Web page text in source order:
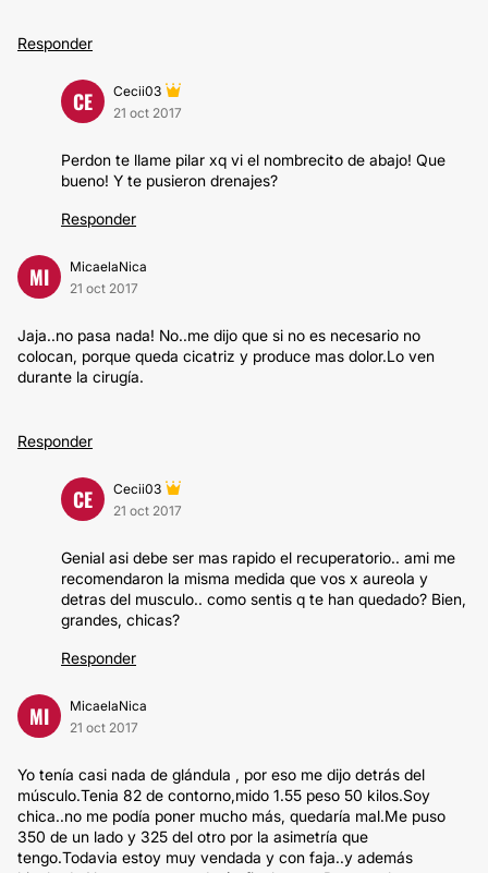
Responder
CE
Cecii03
21 oct 2017
Perdon te llame pilar xq vi el nombrecito de abajo! Que
bueno! Y te pusieron drenajes?
Responder
MI
MicaelaNica
21 oct 2017
Jaja..no pasa nada! No..me dijo que si no es necesario no
colocan, porque queda cicatriz y produce mas dolor.Lo ven
durante la cirugía.
Responder
CE
Cecii03
21 oct 2017
Genial asi debe ser mas rapido el recuperatorio.. ami me
recomendaron la misma medida que vos x aureola y
detras del musculo.. como sentis q te han quedado? Bien,
grandes, chicas?
Responder
MI
MicaelaNica
21 oct 2017
Yo tenía casi nada de glándula , por eso me dijo detrás del
músculo.Tenia 82 de contorno,mido 1.55 peso 50 kilos.Soy
chica..no me podía poner mucho más, quedaría mal.Me puso
350 de un lado y 325 del otro por la asimetría que
tengo.Todavia estoy muy vendada y con faja..y además